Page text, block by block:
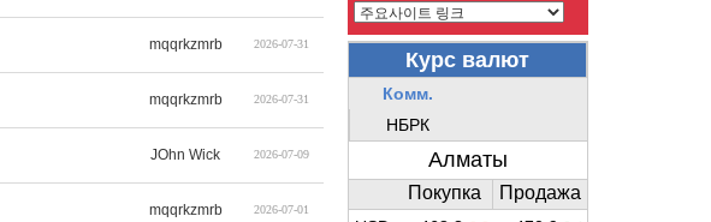
mqqrkzmrb 2026-07-31
mqqrkzmrb 2026-07-31
JOhn Wick 2026-07-09
mqqrkzmrb 2026-07-01